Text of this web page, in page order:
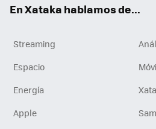
En Xataka hablamos de...
Streaming
Espacio
Energía
Apple